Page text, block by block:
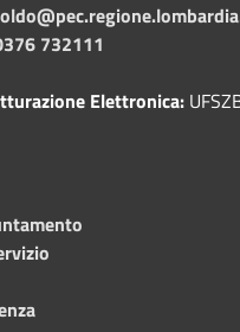
732111
Elettronica: